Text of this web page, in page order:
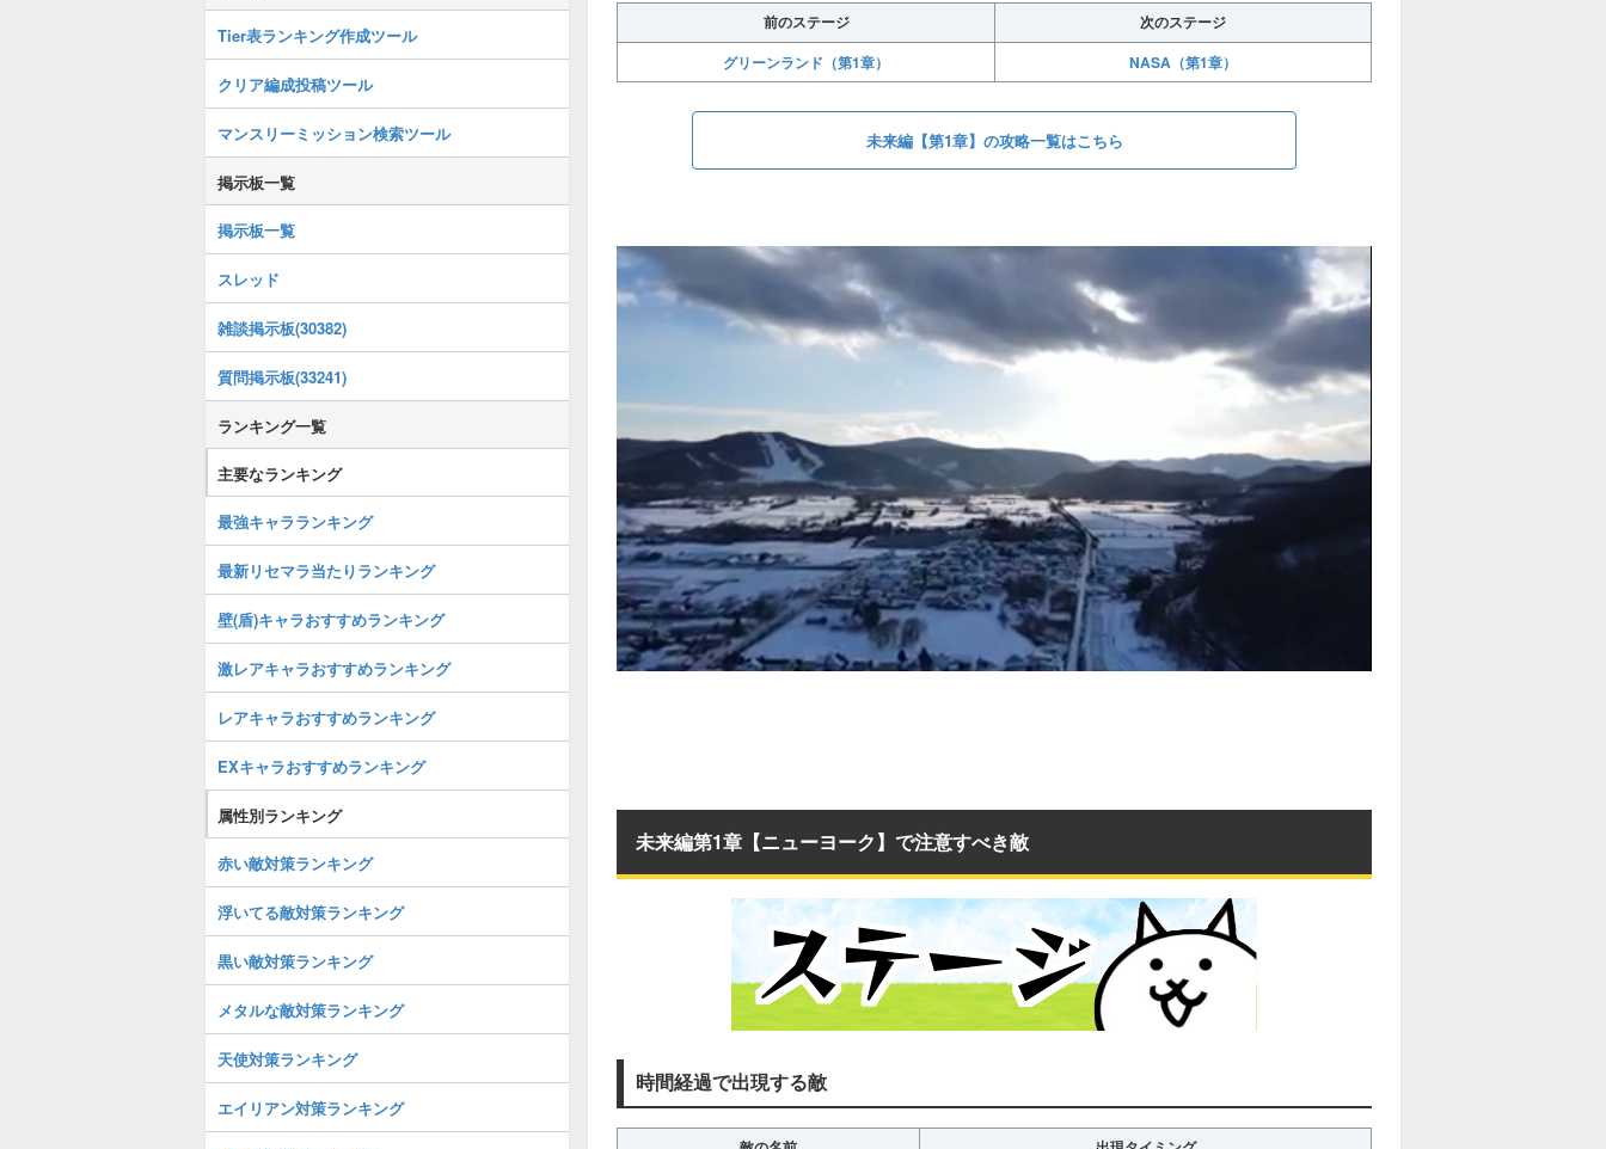
前のステージ 次のステージ
グリーンランド（第1章） NASA（第1章）
未来編【第1章】の攻略一覧はこちら
未来編第1章【ニューヨーク】で注意すべき敵
時間経過で出現する敵
Tier表ランキング作成ツール
クリア編成投稿ツール
マンスリーミッション検索ツール
掲示板一覧
掲示板一覧
スレッド
雑談掲示板(30382)
質問掲示板(33241)
ランキング一覧
主要なランキング
最強キャラランキング
最新リセマラ当たりランキング
壁(盾)キャラおすすめランキング
激レアキャラおすすめランキング
レアキャラおすすめランキング
EXキャラおすすめランキング
属性別ランキング
赤い敵対策ランキング
浮いてる敵対策ランキング
黒い敵対策ランキング
メタルな敵対策ランキング
天使対策ランキング
エイリアン対策ランキング